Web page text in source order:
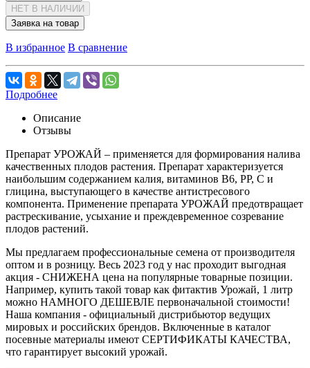
НЕТ В НАЛИЧИИ
Заявка на товар
В избранное В сравнение
Подробнее
Описание
Отзывы
Препарат УРОЖАЙ – применяется для формирования налива
качественных плодов растения. Препарат характеризуется
наибольшим содержанием калия, витаминов В6, РР, С и
глицина, выступающего в качестве антистресового
компонента. Применение препарата УРОЖАЙ предотвращает
растрескивание, усыхание и преждевременное созревание
плодов растений.
Мы предлагаем профессиональные семена от производителя
оптом и в розницу. Весь 2023 год у нас проходит выгодная
акция - СНИЖЕНА цена на популярные товарные позиции.
Например, купить такой товар как фитактив Урожай, 1 литр
можно НАМНОГО ДЕШЕВЛЕ первоначальной стоимости!
Наша компания - официальный дистрибьютор ведущих
мировых и российских брендов. Включенные в каталог
посевные материалы имеют СЕРТИФИКАТЫ КАЧЕСТВА,
что гарантирует высокий урожай.